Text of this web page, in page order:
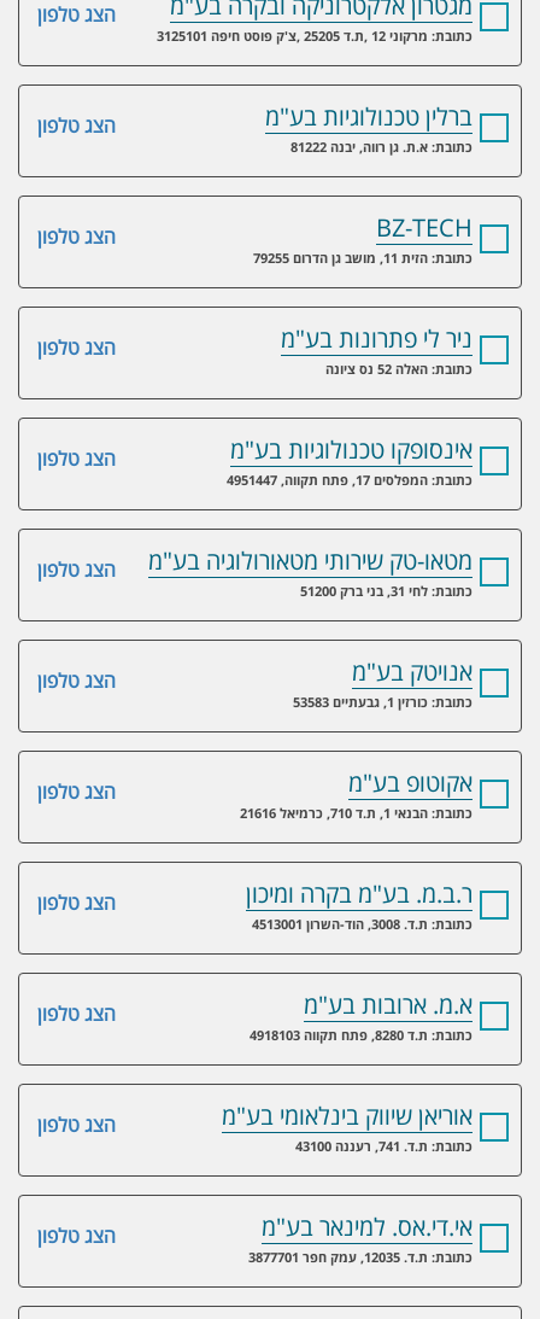
הצג טלפון
כתובת: מרקוני 12 ,ת.ד 25205 ,צ'ק פוסט חיפה 3125101
הצג טלפון ברלין טכנולוגיות בע"מ
כתובת: א.ת. גן רווה, יבנה 81222
הצג טלפון BZ-TECH
כתובת: הזית 11, מושב גן הדרום 79255
הצג טלפון ניר לי פתרונות בע"מ
כתובת: האלה 52 נס ציונה
הצג טלפון אינסופקו טכנולוגיות בע"מ
כתובת: המפלסים 17, פתח תקווה, 4951447
הצג טלפון מטאו-טק שירותי מטאורולוגיה בע"מ
כתובת: לחי 31, בני ברק 51200
הצג טלפון אנויטק בע"מ
כתובת: כורזין 1, גבעתיים 53583
הצג טלפון אקוטופ בע"מ
כתובת: הבנאי 1, ת.ד 710, כרמיאל 21616
הצג טלפון ר.ב.מ. בע"מ בקרה ומיכון
כתובת: ת.ד. 3008, הוד-השרון 4513001
הצג טלפון א.מ. ארובות בע"מ
כתובת: ת.ד 8280, פתח תקווה 4918103
הצג טלפון אוריאן שיווק בינלאומי בע"מ
כתובת: ת.ד. 741, רעננה 43100
הצג טלפון אי.די.אס. למינאר בע"מ
כתובת: ת.ד. 12035, עמק חפר 3877701